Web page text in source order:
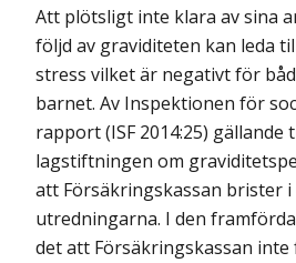
Att plötsligt inte klara av sina
följd av graviditeten kan leda
stress vilket är negativt för
barnet. Av Inspektionen för
rapport (ISF 2014:25) gällande
lagstiftningen om
att Försäkringskassan brister
utredning­arna. I den
det att Försäkringskassan